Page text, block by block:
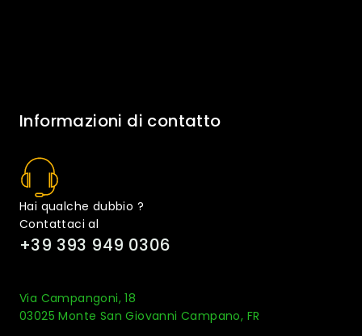
Informazioni di contatto
Hai qualche dubbio ?
Contattaci al
+39 393 949 0306
Via Campangoni, 18
03025 Monte San Giovanni Campano, FR